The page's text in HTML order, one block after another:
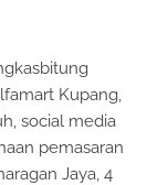
Kupang,
social media
pemasaran
Jaya, 4